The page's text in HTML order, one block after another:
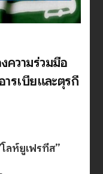
ความร่วมมือ
ารเบียและตุรกี
ลห์ยูเฟรทีส”